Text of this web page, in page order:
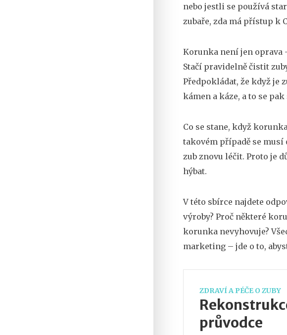
nebo jestli se používá
zubaře, zda má přístup k
Korunka není jen oprava
Stačí pravidelně čistit
Předpokládat, že když je
kámen a káze, a to se
Co se stane, když
takovém případě se
zub znovu léčit. Proto je
hýbat.
V této sbírce najdete
výroby? Proč některé
korunka nevyhovuje?
marketing – jde o to,
ZDRAVÍ A PÉČE O ZUBY
průvodce